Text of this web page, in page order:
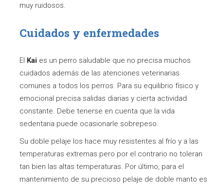
muy ruidosos.
Cuidados y enfermedades
El Kai es un perro saludable que no precisa muchos
cuidados además de las atenciones veterinarias
comunes a todos los perros. Para su equilibrio físico y
emocional precisa salidas diarias y cierta actividad
constante. Debe tenerse en cuenta que la vida
sedentaria puede ocasionarle sobrepeso.
Su doble pelaje los hace muy resistentes al frío y a las
temperaturas extremas pero por el contrario no toleran
tan bien las altas temperaturas. Por último, para el
mantenimiento de su precioso pelaje de doble manto es